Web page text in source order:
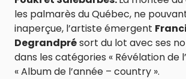
les palmarès du Québec, ne
inaperçue, l’artiste émergent
Degrandprésort du lot avec ses
dans les catégories « Révélation de
« Album de l’année – country ».